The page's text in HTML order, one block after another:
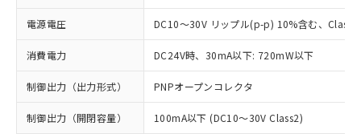
電源電圧 DC10～30V リップル(p-p) 10%含む、Class2
消費電力 DC24V時、30mA以下: 720mW以下
制御出力（出力形式） PNPオープンコレクタ
制御出力（開閉容量） 100mA以下 (DC10～30V Class2)